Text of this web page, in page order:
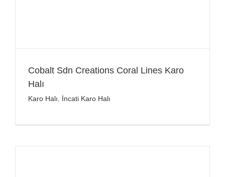
Cobalt Sdn Creations Coral Lines Karo
Halı
Karo Halı İncati Karo Halı